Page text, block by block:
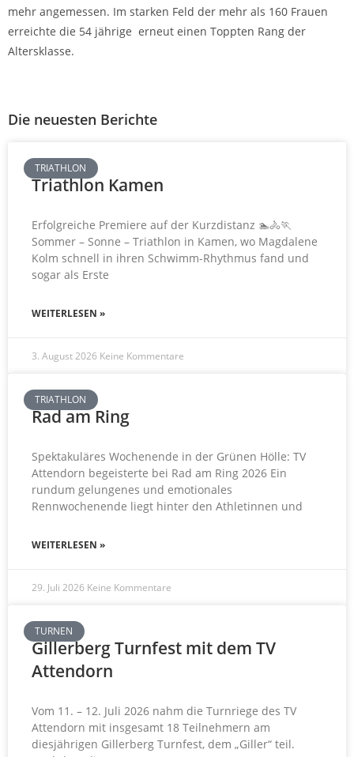
mehr angemessen. Im starken Feld der mehr als 160 Frauen
erreichte die 54 jährige erneut einen Toppten Rang der
Altersklasse.
Die neuesten Berichte
TRIATHLON
Triathlon Kamen
Erfolgreiche Premiere auf der Kurzdistanz 🏊🚴🏃
Sommer – Sonne – Triathlon in Kamen, wo Magdalene
Kolm schnell in ihren Schwimm-Rhythmus fand und
sogar als Erste
WEITERLESEN »
3. August 2026 Keine Kommentare
TRIATHLON
Rad am Ring
Spektakuläres Wochenende in der Grünen Hölle: TV
Attendorn begeisterte bei Rad am Ring 2026 Ein
rundum gelungenes und emotionales
Rennwochenende liegt hinter den Athletinnen und
WEITERLESEN »
29. Juli 2026 Keine Kommentare
TURNEN
Gillerberg Turnfest mit dem TV
Attendorn
Vom 11. – 12. Juli 2026 nahm die Turnriege des TV
Attendorn mit insgesamt 18 Teilnehmern am
diesjährigen Gillerberg Turnfest, dem „Giller“ teil.